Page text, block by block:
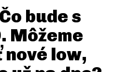
bude s
Môžeme
low,